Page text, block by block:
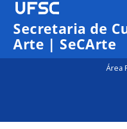
Secretaria de
Arte | SeCArte
Área
1:00